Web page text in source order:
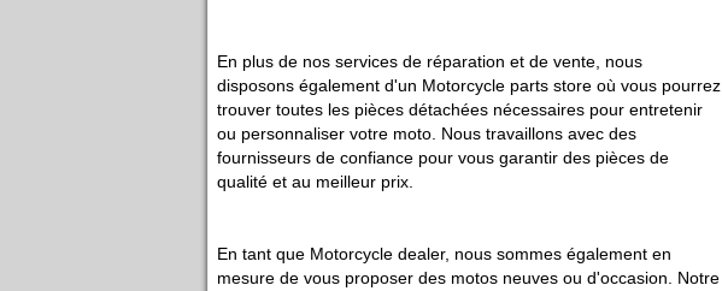
En plus de nos services de réparation et de vente, nous
disposons également d'un Motorcycle parts store où vous pourrez
trouver toutes les pièces détachées nécessaires pour entretenir
ou personnaliser votre moto. Nous travaillons avec des
fournisseurs de confiance pour vous garantir des pièces de
qualité et au meilleur prix.
En tant que Motorcycle dealer, nous sommes également en
mesure de vous proposer des motos neuves ou d'occasion. Notre